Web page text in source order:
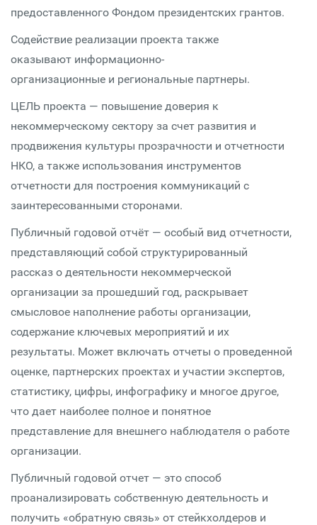
предоставленного Фондом президентских грантов.
Содействие реализации проекта также
оказывают информационно-
организационные и региональные партнеры.
ЦЕЛЬ проекта — повышение доверия к
некоммерческому сектору за счет развития и
продвижения культуры прозрачности и отчетности
НКО, а также использования инструментов
отчетности для построения коммуникаций с
заинтересованными сторонами.
Публичный годовой отчёт — особый вид отчетности,
представляющий собой структурированный
рассказ о деятельности некоммерческой
организации за прошедший год, раскрывает
смысловое наполнение работы организации,
содержание ключевых мероприятий и их
результаты. Может включать отчеты о проведенной
оценке, партнерских проектах и участии экспертов,
статистику, цифры, инфографику и многое другое,
что дает наиболее полное и понятное
представление для внешнего наблюдателя о работе
организации.
Публичный годовой отчет — это способ
проанализировать собственную деятельность и
получить «обратную связь» от стейкхолдеров и